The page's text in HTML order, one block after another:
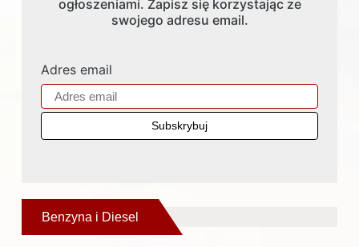
ogłoszeniami. Zapisz się korzystając ze
swojego adresu email.
Adres email
Benzyna i Diesel